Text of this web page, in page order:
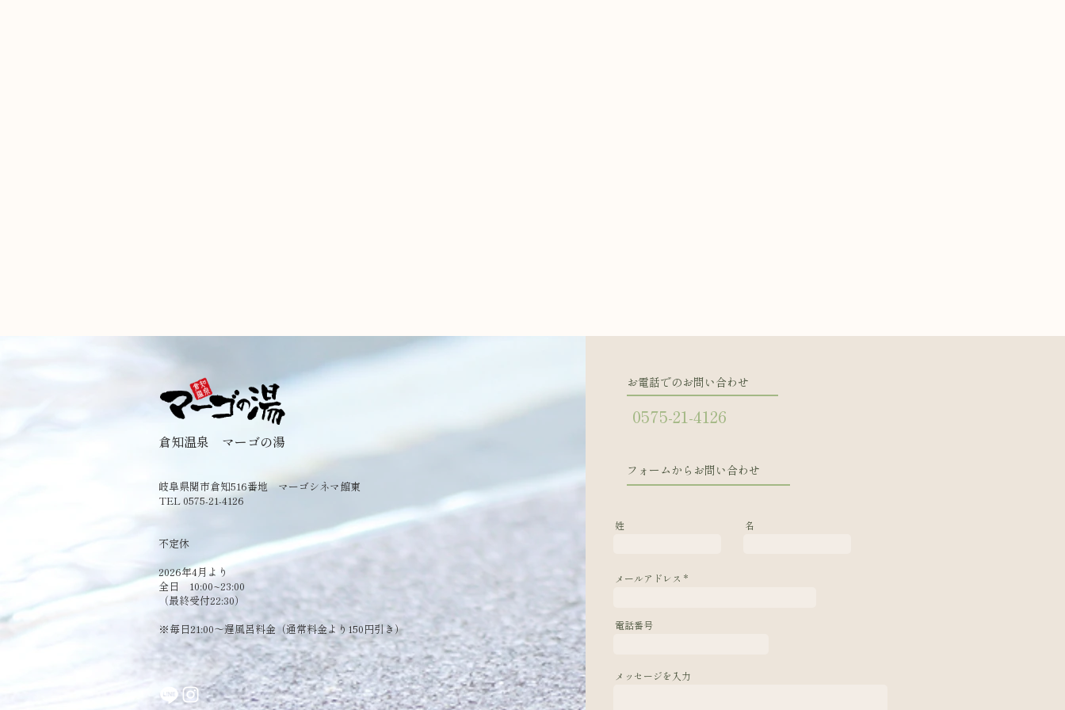
倉知温泉 マーゴの湯
岐阜県関市倉知516番地 マーゴシネマ館東
TEL 0575-21-4126
​不定休
2026年4月より
全日 10:00~23:00
（最終受付22:30）
​※毎日21:00～遅風呂料金（通常料金より150円引き）
お電話でのお問い合わせ
0575-21-4126
フォームからお問い合わせ
姓 名
メールアドレス
電話番号
メッセージを入力